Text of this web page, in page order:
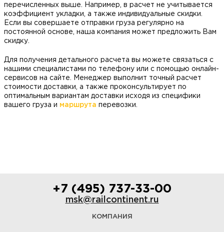
перечисленных выше. Например, в расчет не учитывается
коэффициент укладки, а также индивидуальные скидки.
Если вы совершаете отправки груза регулярно на
постоянной основе, наша компания может предложить Вам
скидку.
Для получения детального расчета вы можете связаться с
нашими специалистами по телефону или с помощью онлайн-
сервисов на сайте. Менеджер выполнит точный расчет
стоимости доставки, а также проконсультирует по
оптимальным вариантам доставки исходя из специфики
вашего груза и маршрута перевозки.
+7 (495) 737-33-00
msk@railcontinent.ru
КОМПАНИЯ